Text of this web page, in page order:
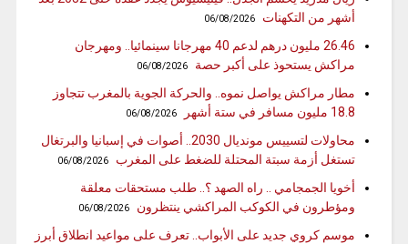
أشهر من التكهنات
06/08/2026
26.46 مليون درهم لدعم 40 مهرجانا سينمائيا.. ومهرجان
مراكش يستحوذ على أكبر حصة
06/08/2026
مطار مراكش يواصل نموه.. والحركة الجوية بالمغرب تتجاوز
18.8 مليون مسافر في ستة أشهر
06/08/2026
محاولات لتسييس مونديال 2030.. أصوات في إسبانيا والبرتغال
تستغل أزمة سبتة المحتلة للضغط على المغرب
06/08/2026
أخويا الجمجامي .. راه الصهد ؟.. طلب مستحقات معلقة
ومؤطرون في الكوكب المراكشي ينتظرون
06/08/2026
موسم كروي جديد على الأبواب.. تعرف على مواعيد انطلاق أبرز